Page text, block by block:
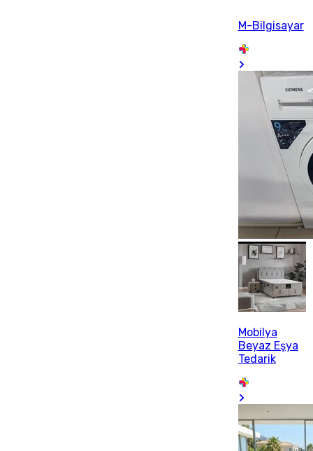
M-Bilgisayar
Mobilya
Beyaz Eşya
Tedarik